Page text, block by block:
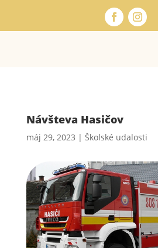
Návšteva Hasičov
máj 29, 2023 | Školské udalosti